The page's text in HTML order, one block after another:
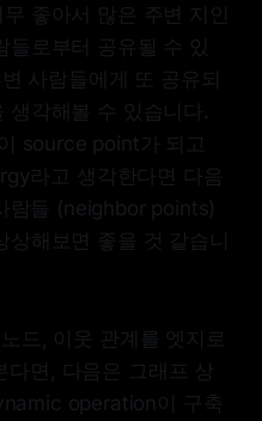
좋아서 많은 주변 지인
들로부터 공유될 수 있
사람들에게 또 공유되
생각해볼 수 있습니다.
source point가 되고
라고 생각한다면 다음
람들 (neighbor points)
상해보면 좋을 것 같습니
드, 이웃 관계를 엣지로
다면, 다음은 그래프 상
operation이 구축